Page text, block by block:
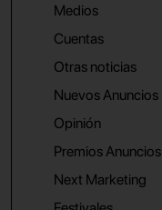
Medios
Cuentas
Otras noticias
Nuevos Anuncios
Opinión
Premios Anuncios
Next Marketing